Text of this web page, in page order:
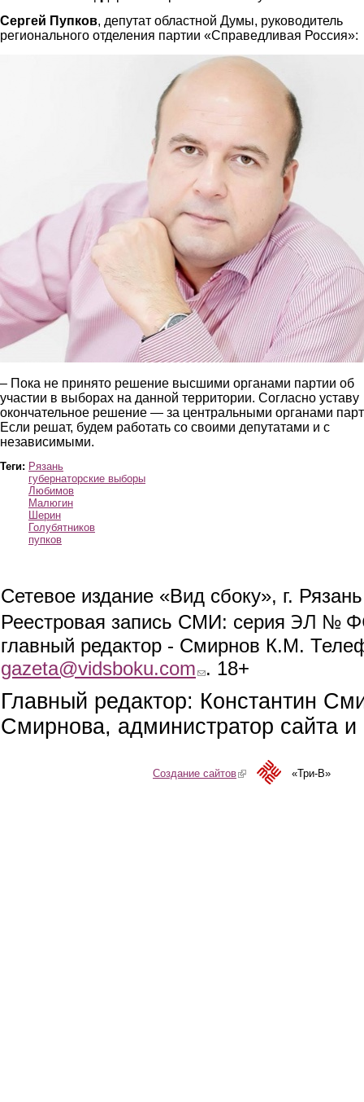
Сергей Пупков, депутат областной Думы, руководитель
регионального отделения партии «Справедливая Россия»:
– Пока не принято решение высшими органами партии об
участии в выборах на данной территории. Согласно уставу
окончательное решение — за центральными органами
Если решат, будем работать со своими депутатами и с
независимыми.
Теги: Рязань
губернаторские выборы
Любимов
Малюгин
Шерин
Голубятников
пупков
Сетевое издание «Вид сбоку», г.
Реестровая запись СМИ: серия ЭЛ №
главный редактор - Смирнов К.М.
gazeta@vidsboku.com (link sends e-mail)
. 18+
Главный редактор: Константин
Смирнова, администратор сайта
Создание сайтов(link is external)«Три-В»